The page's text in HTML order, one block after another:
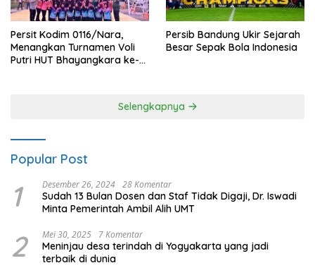
Persit Kodim 0116/Nara,
Menangkan Turnamen Voli
Putri HUT Bhayangkara ke-
Persib Bandung Ukir Sejarah
Besar Sepak Bola Indonesia
Selengkapnya
Popular Post
1 Desember 26, 2024 28 Komentar
Sudah 13 Bulan Dosen dan Staf Tidak Digaji, Dr. Iswadi
Minta Pemerintah Ambil Alih UMT
2 Mei 30, 2025 7 Komentar
Meninjau desa terindah di Yogyakarta yang jadi
terbaik di dunia